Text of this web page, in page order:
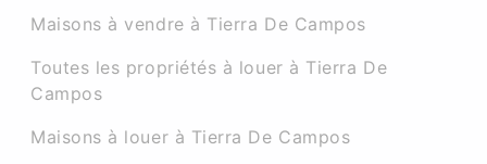
Maisons à vendre à Tierra De Campos
Toutes les propriétés à louer à Tierra De
Campos
Maisons à louer à Tierra De Campos